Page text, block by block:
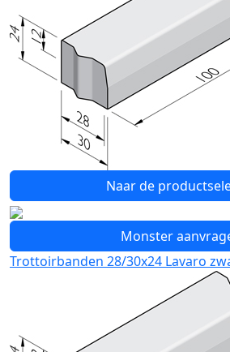
Naar de
Monster
Trottoirbanden 28/30x24 Lavaro